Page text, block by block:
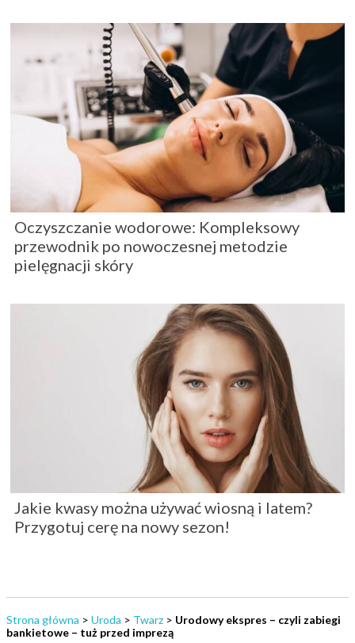
Oczyszczanie wodorowe: Kompleksowy
przewodnik po nowoczesnej metodzie
pielęgnacji skóry
Jakie kwasy można używać wiosną i latem?
Przygotuj cerę na nowy sezon!
Strona główna > Uroda > Twarz > Urodowy ekspres – czyli zabiegi
bankietowe – tuż przed imprezą